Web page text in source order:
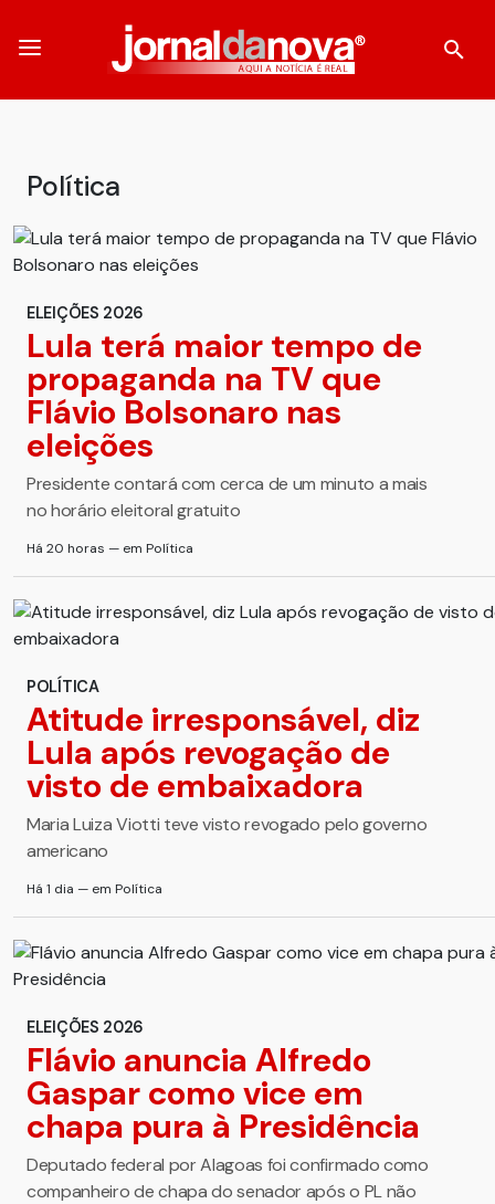
Política
ELEIÇÕES 2026
Lula terá maior tempo de
propaganda na TV que
Flávio Bolsonaro nas
eleições
Presidente contará com cerca de um minuto a mais
no horário eleitoral gratuito
Há 20 horas — em Política
POLÍTICA
Atitude irresponsável, diz
Lula após revogação de
visto de embaixadora
Maria Luiza Viotti teve visto revogado pelo governo
americano
Há 1 dia — em Política
ELEIÇÕES 2026
Flávio anuncia Alfredo
Gaspar como vice em
chapa pura à Presidência
Deputado federal por Alagoas foi confirmado como
companheiro de chapa do senador após o PL não